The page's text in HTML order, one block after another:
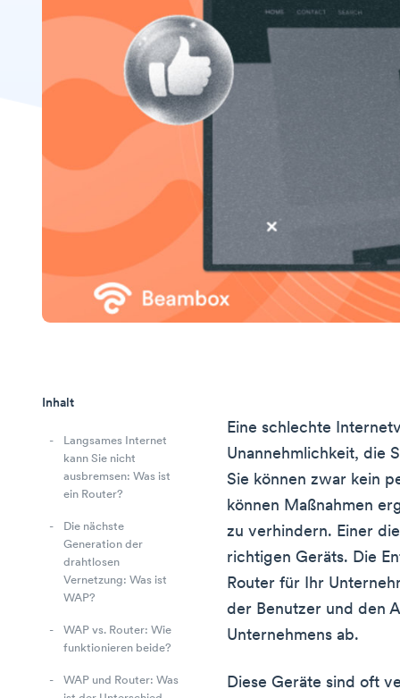
Inhalt
Langsames Internet
kann Sie nicht
ausbremsen: Was ist
ein Router?
Die nächste
Generation der
drahtlosen
Vernetzung: Was ist
WAP?
WAP vs. Router: Wie
funktionieren beide?
WAP und Router: Was
Eine schlechte
Unannehmlichkeit, die
Sie können zwar kein
können Maßnahmen
zu verhindern. Einer
richtigen Geräts. Die
Router für Ihr
der Benutzer und den
Unternehmens ab.
Diese Geräte sind oft